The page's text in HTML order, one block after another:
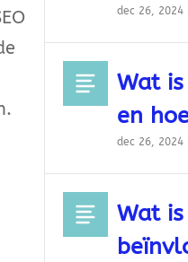
dec 26, 2024|
Wat
en
dec 26, 2024|
Wat